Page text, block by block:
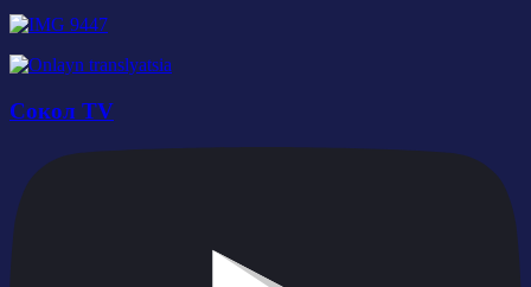
Сокол TV